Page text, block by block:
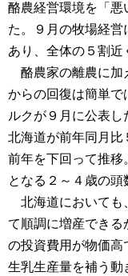
酪農経営環境を「悪
た。９月の牧場経営
あり、全体の５割近
酪農家の離農に加
からの回復は簡単で
ルクが９月に公表し
北海道が前年同月比
前年を下回って推移
となる２～４歳の頭
北海道においても
て順調に増産できる
の投資費用が物価高
生乳生産量を補う動